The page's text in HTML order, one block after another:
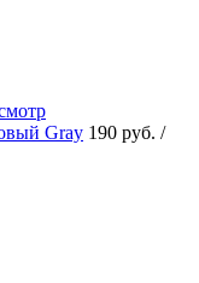
Gray 190 руб. /